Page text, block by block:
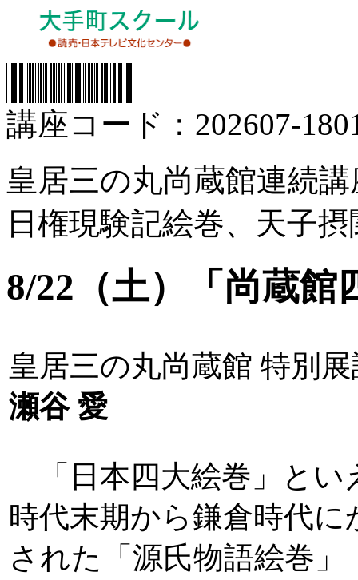
講座コード：202607-
皇居三の丸尚蔵館連続
日権現験記絵巻、天子
8/22（土）「尚蔵館
皇居三の丸尚蔵館 特別
瀬谷 愛
「日本四大絵巻」とい
時代末期から鎌倉時代に
された「源氏物語絵巻」